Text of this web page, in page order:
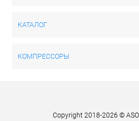
КАТАЛОГ
КОМПРЕССОРЫ
Copyright 2018-2026 ©